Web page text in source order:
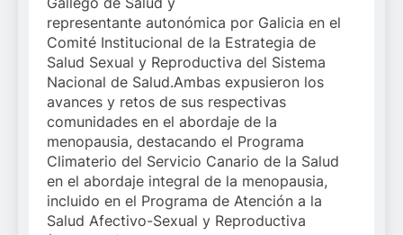
representante autonómica por Galicia en el
Comité Institucional de la Estrategia de
Salud Sexual y Reproductiva del Sistema
Nacional de Salud.Ambas expusieron los
avances y retos de sus respectivas
comunidades en el abordaje de la
menopausia, destacando el Programa
Climaterio del Servicio Canario de la Salud
en el abordaje integral de la menopausia,
incluido en el Programa de Atención a la
Salud Afectivo-Sexual y Reproductiva